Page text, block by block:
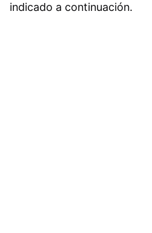
indicado a continuación.